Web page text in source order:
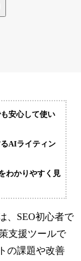
安心して使い
AIライティン
わかりやすく見
、SEO初心者で
支援ツールで
の課題や改善